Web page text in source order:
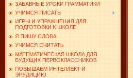
ЗАБАВНЫЕ УРОКИ ГРАММАТИКИ
УЧИМСЯ ПИСАТЬ
ИГРЫ И УПРАЖНЕНИЯ ДЛЯ
ПОДГОТОВКИ К ШКОЛЕ
Я ПИШУ СЛОВА
УЧИМСЯ СЧИТАТЬ
МАТЕМАТИЧЕСКАЯ ШКОЛА ДЛЯ
БУДУЩИХ ПЕРВОКЛАССНИКОВ
ПОВЫШАЕМ ИНТЕЛЛЕКТ И
ЭРУДИЦИЮ